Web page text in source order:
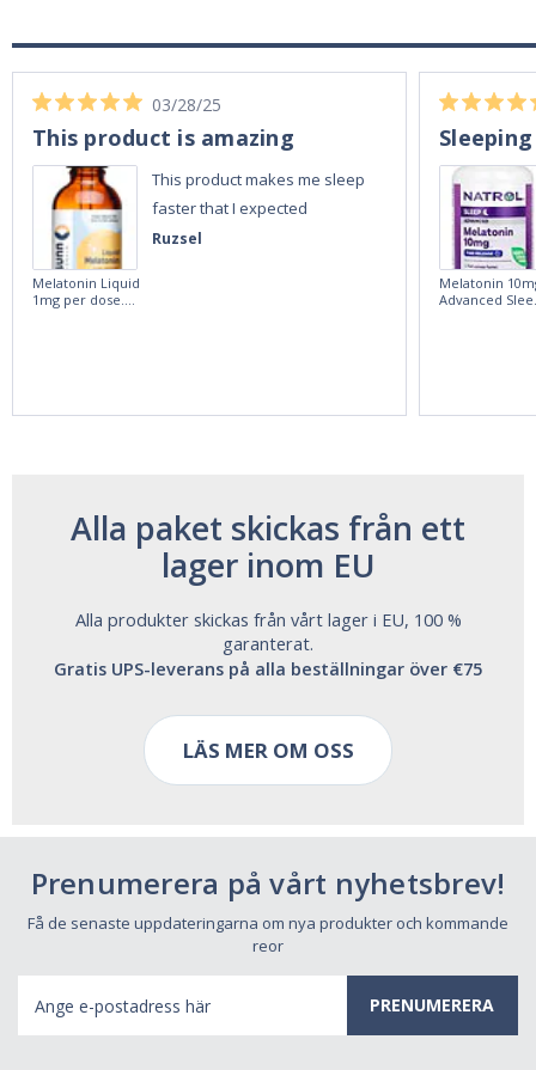
Ruzsel
03/28/25
This product is amazing
This product makes me sleep
faster that I expected
Melatonin Liquid
1mg per dose.
Melatonin
Advanced
Alla paket skickas från ett
lager inom EU
Alla produkter skickas från vårt lager i EU, 100 %
garanterat.
Gratis UPS-leverans på alla beställningar över €75
LÄS MER OM OSS
Prenumerera på vårt nyhetsbrev!
Få de senaste uppdateringarna om nya produkter och kommande
reor
postadress